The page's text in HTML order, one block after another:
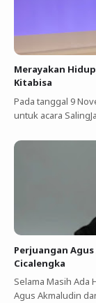
Merayakan
Kitabisa
Pada tanggal 9
untuk acara
Perjuangan
Cicalengka
Selama Masih Ada
Agus Akmaludin